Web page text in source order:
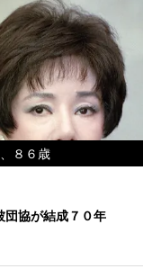
８６歳
団協が結成７０年